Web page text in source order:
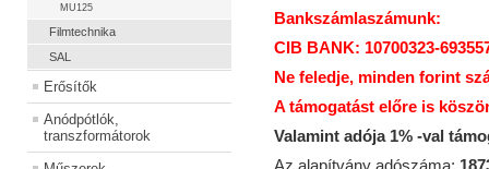
MU125
Filmtechnika
SAL
Erősítők
Anódpótlók,
transzformátorok
Bankszámlaszámunk:
CIB BANK: 10700323-
Ne feledje, minden forint
A támogatást előre is
Valamint adója 1% -val